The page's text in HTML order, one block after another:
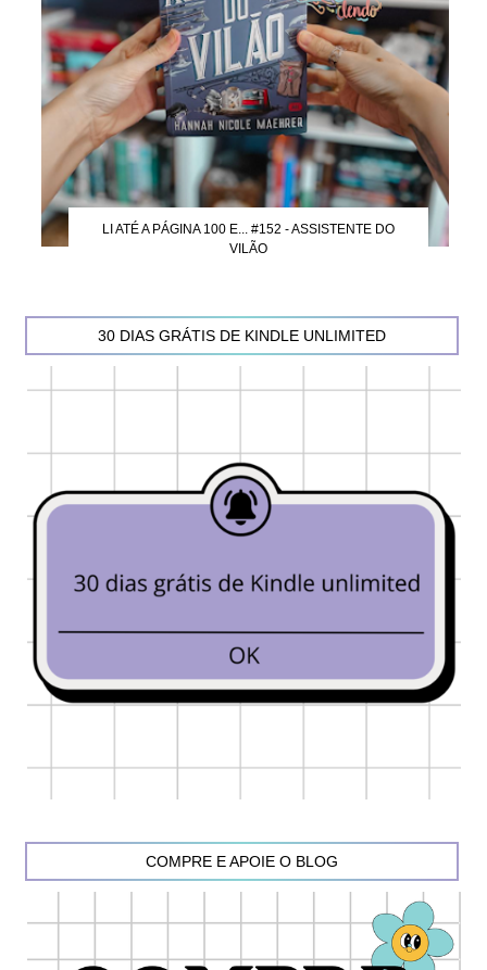
LI ATÉ A PÁGINA 100 E... #152 - ASSISTENTE DO
VILÃO
30 DIAS GRÁTIS DE KINDLE UNLIMITED
COMPRE E APOIE O BLOG